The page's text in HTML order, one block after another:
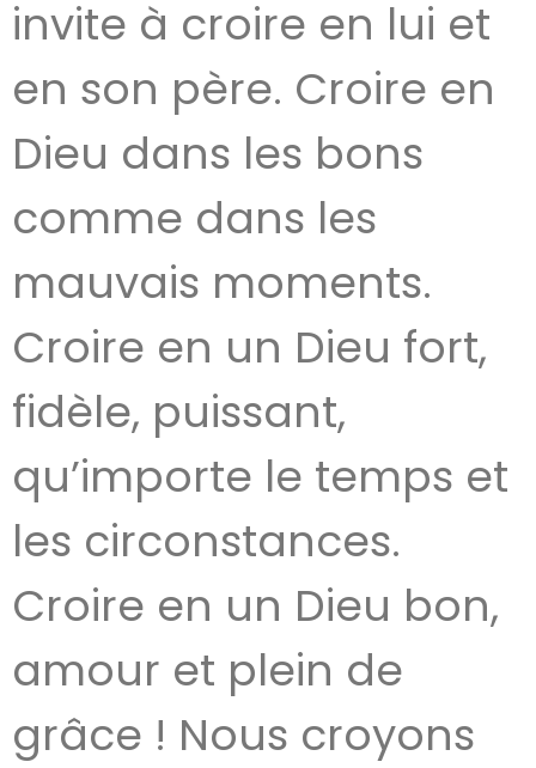
invite à croire en lui et
en son père. Croire en
Dieu dans les bons
comme dans les
mauvais moments.
Croire en un Dieu fort,
fidèle, puissant,
qu’importe le temps et
les circonstances.
Croire en un Dieu bon,
amour et plein de
grâce ! Nous croyons